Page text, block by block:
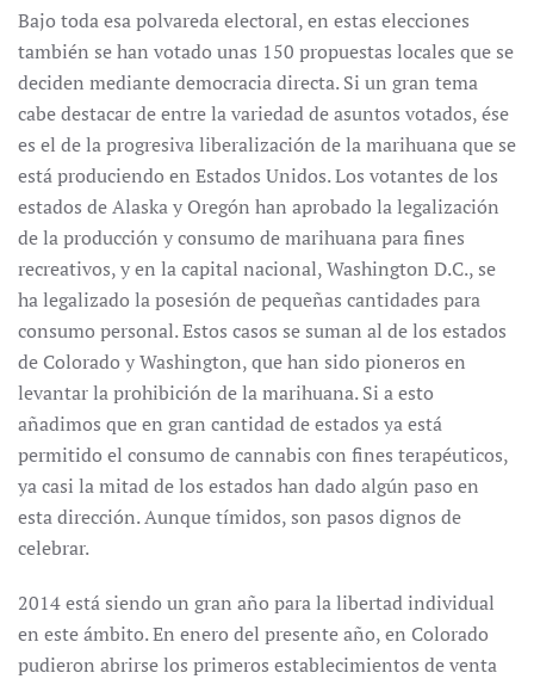
Bajo toda esa polvareda electoral, en estas elecciones
también se han votado unas 150 propuestas locales que se
deciden mediante democracia directa. Si un gran tema
cabe destacar de entre la variedad de asuntos votados, ése
es el de la progresiva liberalización de la marihuana que se
está produciendo en Estados Unidos. Los votantes de los
estados de Alaska y Oregón han aprobado la legalización
de la producción y consumo de marihuana para fines
recreativos, y en la capital nacional, Washington D.C., se
ha legalizado la posesión de pequeñas cantidades para
consumo personal. Estos casos se suman al de los estados
de Colorado y Washington, que han sido pioneros en
levantar la prohibición de la marihuana. Si a esto
añadimos que en gran cantidad de estados ya está
permitido el consumo de cannabis con fines terapéuticos,
ya casi la mitad de los estados han dado algún paso en
esta dirección. Aunque tímidos, son pasos dignos de
celebrar.
2014 está siendo un gran año para la libertad individual
en este ámbito. En enero del presente año, en Colorado
pudieron abrirse los primeros establecimientos de venta